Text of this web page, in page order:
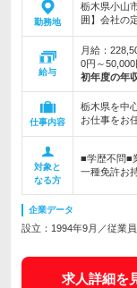
勤務地
栃木県小山
囲】会社の
給与
月給：
0円～
初年度の年
仕事内容
栃木県を中
お仕事をお
対象と
なる方
■学歴不問■
一種免許お
企業データ
設立：1994年9月／従業
求人詳細を